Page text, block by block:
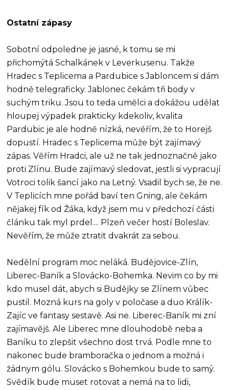
Ostatní zápasy
Sobotní odpoledne je jasné, k tomu se mi
přichomýtá Schalkánek v Leverkusenu. Takže
Hradec s Teplicema a Pardubice s Jabloncem si dám
hodně telegraficky. Jablonec čekám tři body v
suchým triku. Jsou to teda umělci a dokážou udělat
hloupej výpadek prakticky kdekoliv, kvalita
Pardubic je ale hodně nízká, nevěřím, že to Horejš
dopustí. Hradec s Teplicema může být zajímavý
zápas. Věřím Hradci, ale už ne tak jednoznačně jako
proti Zlínu. Bude zajímavý sledovat, jestli si vypracují
Votroci tolik šancí jako na Letný. Vsadil bych se, že ne.
V Teplicích mne pořád baví ten Gning, ale čekám
nějakej fík od Žáka, když jsem mu v předchozí části
článku tak myl prdel.... Plzeň večer hostí Boleslav.
Nevěřím, že může ztratit dvakrát za sebou.
Nedělní program moc neláká. Budějovice-Zlín,
Liberec-Baník a Slovácko-Bohemka. Nevim co by mi
kdo musel dát, abych si Budějky se Zlínem vůbec
pustil. Mozná kurs na goly v poločase a duo Králík-
Zajíc ve fantasy sestavě. Asi ne. Liberec-Baník mi zní
zajímavějš. Ale Liberec mne dlouhodobě neba a
Baníku to zlepšit všechno dost trvá. Podle mne to
nakonec bude bramboračka o jednom a možná i
žádnym gólu. Slovácko s Bohemkou bude to samý.
Svědík bude muset rotovat a nemá na to lidi,